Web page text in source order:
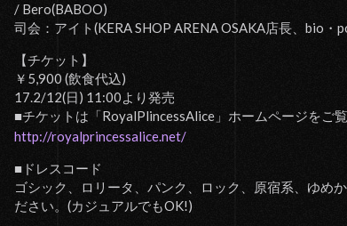
/ Bero(BABOO)
司会：アイト(KERA SHOP ARENA OSAKA店長、bio・
【チケット】
￥5,900 (飲食代込)
17.2/12(日) 11:00より発売
■チケットは「RoyalPlincessAlice」ホームページをご覧
http://royalprincessalice.net/
■ドレスコード
ゴシック、ロリータ、パンク、ロック、原宿系、ゆめ
ださい。(カジュアルでもOK!)